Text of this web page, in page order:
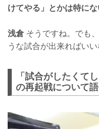
けてやる」とかは特にな
浅倉そうですね。でも
うな試合が出来ればいい
「試合がしたくて
の再起戦について語